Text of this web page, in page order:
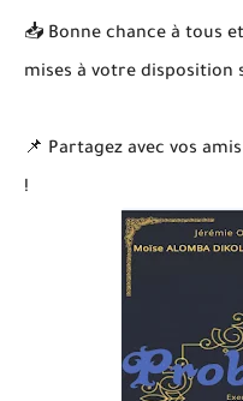
📥 Bonne chance à tous
mises à votre disposition
📌 Partagez avec vos
!